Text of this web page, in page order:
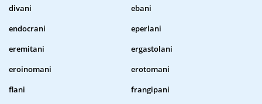
divani
ebani
endocrani
eperlani
eremitani
ergastolani
eroinomani
erotomani
flani
frangipani